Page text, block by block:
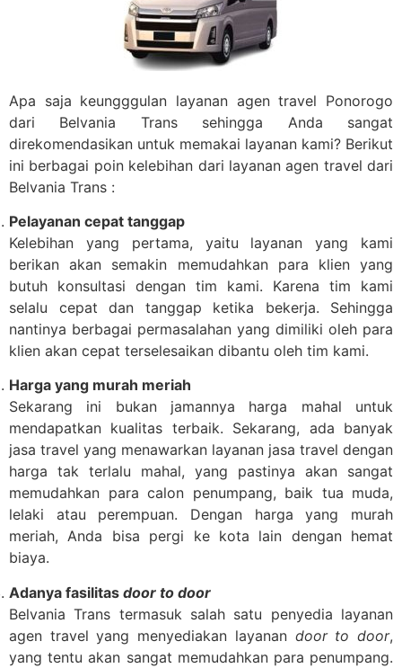
Apa saja keungggulan layanan agen travel Ponorogo
dari Belvania Trans sehingga Anda sangat
direkomendasikan untuk memakai layanan kami? Berikut
ini berbagai poin kelebihan dari layanan agen travel dari
Belvania Trans :
Pelayanan cepat tanggap
Kelebihan yang pertama, yaitu layanan yang kami
berikan akan semakin memudahkan para klien yang
butuh konsultasi dengan tim kami. Karena tim kami
selalu cepat dan tanggap ketika bekerja. Sehingga
nantinya berbagai permasalahan yang dimiliki oleh para
klien akan cepat terselesaikan dibantu oleh tim kami.
Harga yang murah meriah
Sekarang ini bukan jamannya harga mahal untuk
mendapatkan kualitas terbaik. Sekarang, ada banyak
jasa travel yang menawarkan layanan jasa travel dengan
harga tak terlalu mahal, yang pastinya akan sangat
memudahkan para calon penumpang, baik tua muda,
lelaki atau perempuan. Dengan harga yang murah
meriah, Anda bisa pergi ke kota lain dengan hemat
biaya.
Adanya fasilitas door to door
Belvania Trans termasuk salah satu penyedia layanan
agen travel yang menyediakan layanan door to door,
yang tentu akan sangat memudahkan para penumpang.